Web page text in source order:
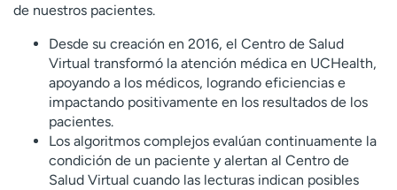
de nuestros pacientes.
Desde su creación en 2016, el Centro de Salud
Virtual transformó la atención médica en UCHealth,
apoyando a los médicos, logrando eficiencias e
impactando positivamente en los resultados de los
pacientes.
Los algoritmos complejos evalúan continuamente la
condición de un paciente y alertan al Centro de
Salud Virtual cuando las lecturas indican posibles